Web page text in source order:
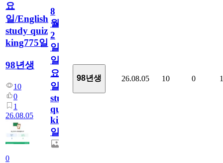
요
일/English
study quiz
king775일
98년생
10
0
1
26.08.05
0
8
월
2
일
일
요
일/English
study
quiz
king775
일
98년생 26.08.05 10 0 1